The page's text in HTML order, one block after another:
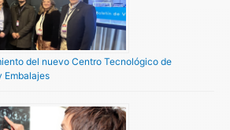
del nuevo Centro Tecnológico de
Embalajes